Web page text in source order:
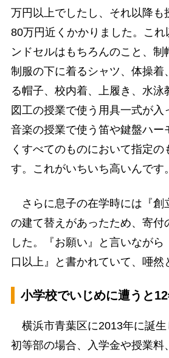
万円以上でしたし、それ以降も
80万円近くかかりました。これ
ンドセルはもちろんのこと、制
制服の下に着るシャツ、体操着
る帽子、校内着、上履き、水泳
図工の授業で使う用具一式が入
音楽の授業で使う笛や鍵盤ハ
くすべてのものにおいて指定の
す。これがいちいち高いんです。
さらに息子の在学時には『創
の建て替えがあったため、寄付
した。『お願い』と言いなが
口以上』と書かれていて、唖然
小学校でいじめに遭うと
横浜市青葉区に2013年に誕生
初等部の場合、入学金や授業料